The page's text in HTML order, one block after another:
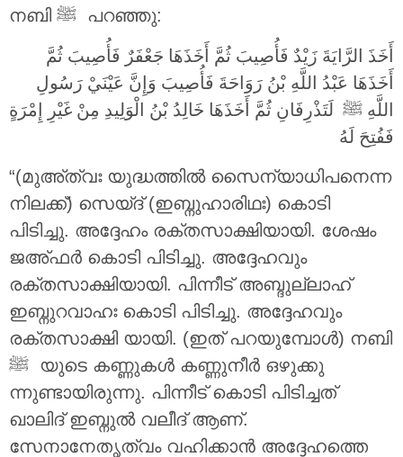
നബി ‎ﷺ പറഞ്ഞു:
أَخَذَ الرَّايَةَ زَيْدٌ فَأُصِيبَ ثُمَّ أَخَذَهَا جَعْفَرٌ فَأُصِيبَ ثُمَّ
أَخَذَهَا عَبْدُ اللَّهِ بْنُ رَوَاحَةَ فَأُصِيبَ وَإِنَّ عَيْنَيْ رَسُولِ
اللَّهِ ‎ﷺ لَتَذْرِفَانِ ثُمَّ أَخَذَهَا خَالِدُ بْنُ الْوَلِيدِ مِنْ غَيْرِ إِمْرَةٍ
فَفُتِحَ لَهُ
“(മുഅ്ത്വഃ യുദ്ധത്തിൽ സൈന്യാധിപനെന്ന
നിലക്ക്) സെയ്ദ് (ഇബ്നുഹാരിഥഃ) കൊടി
പിടിച്ചു. അദ്ദേഹം രക്തസാക്ഷിയായി. ശേഷം
ജഅ്ഫർ കൊടി പിടിച്ചു. അദ്ദേഹവും
രക്തസാക്ഷിയായി. പിന്നീട് അബ്ദുല്ലാഹ്
ഇബ്നുറവാഹഃ കൊടി പിടിച്ചു. അദ്ദേഹവും
രക്തസാക്ഷി യായി. (ഇത് പറയുമ്പോൾ) നബി
ന്നുണ്ടായിരുന്നു. പിന്നീട് കൊടി പിടിച്ചത്
ഖാലിദ് ഇബ്നുൽ വലീദ് ആണ്.
സേനാനേതൃത്വം വഹിക്കാൻ അദ്ദേഹത്തെ